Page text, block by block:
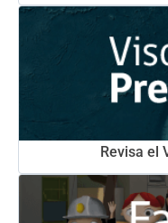
Revisa el